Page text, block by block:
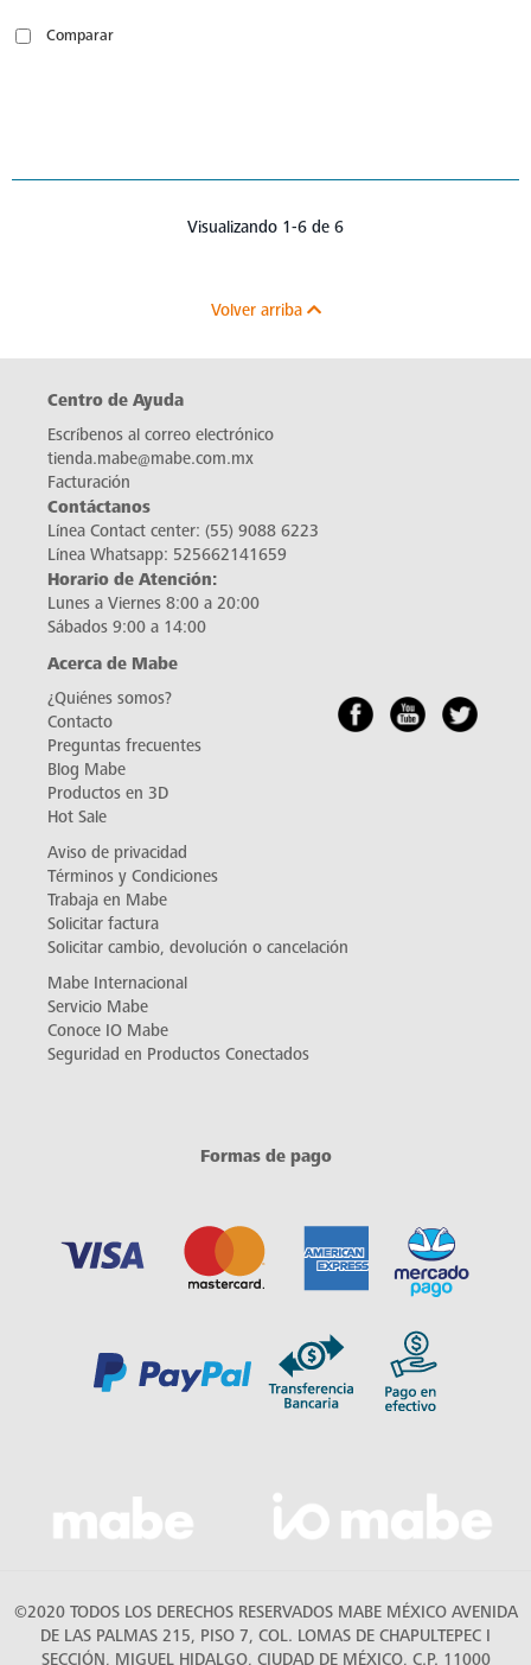
Comparar
Visualizando 1-6 de 6
Volver arriba
Centro de Ayuda
Escríbenos al correo electrónico
tienda.mabe@mabe.com.mx
Facturación
Contáctanos
Línea Contact center: (55) 9088 6223
Línea Whatsapp: 525662141659
Horario de Atención:
Lunes a Viernes 8:00 a 20:00
Sábados 9:00 a 14:00
Acerca de Mabe
¿Quiénes somos?
Contacto
Preguntas frecuentes
Blog Mabe
Productos en 3D
Hot Sale
Aviso de privacidad
Términos y Condiciones
Trabaja en Mabe
Solicitar factura
Solicitar cambio, devolución o cancelación
Mabe Internacional
Servicio Mabe
Conoce IO Mabe
Seguridad en Productos Conectados
Formas de pago
©2020 TODOS LOS DERECHOS RESERVADOS MABE MÉXICO AVENIDA
DE LAS PALMAS 215, PISO 7, COL. LOMAS DE CHAPULTEPEC I
SECCIÓN, MIGUEL HIDALGO, CIUDAD DE MÉXICO, C.P. 11000